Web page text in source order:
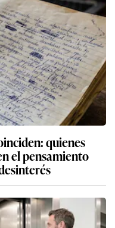
quienes
el pensamiento